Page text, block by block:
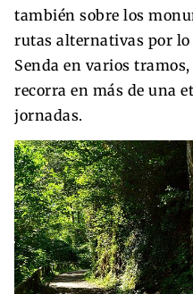
también sobre los
rutas alternativas por lo
Senda en varios
recorra en más de una
jornadas.